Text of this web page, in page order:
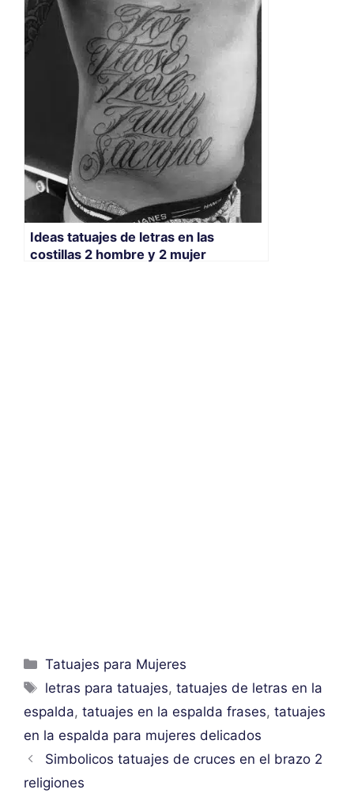
Ideas tatuajes de letras en las
costillas 2 hombre y 2 mujer
Categorías
Tatuajes para Mujeres
Etiquetas
letras para tatuajes,tatuajes de letras en la
espalda, tatuajes en la espalda frases, tatuajes
en la espalda para mujeres delicados
Simbolicos tatuajes de cruces en el brazo 2
religiones